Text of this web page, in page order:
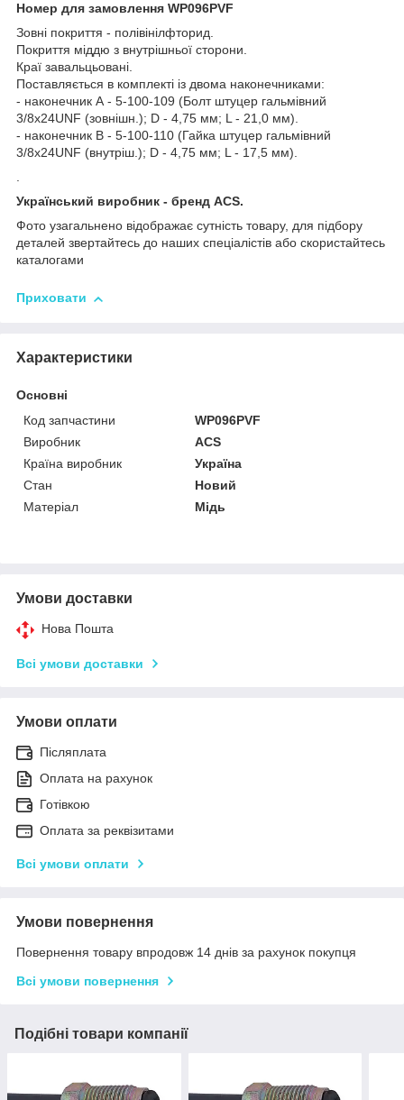
Номер для замовлення WP096PVF
Зовні покриття - полівінілфторид.
Покриття міддю з внутрішньої сторони.
Краї завальцьовані.
Поставляється в комплекті із двома наконечниками:
- наконечник А - 5-100-109 (Болт штуцер гальмівний
3/8х24UNF (зовнішн.); D - 4,75 мм; L - 21,0 мм).
- наконечник В - 5-100-110 (Гайка штуцер гальмівний
3/8х24UNF (внутріш.); D - 4,75 мм; L - 17,5 мм).
.
Український виробник - бренд ACS.
Фото узагальнено відображає сутність товару, для підбору
деталей звертайтесь до наших спеціалістів або скористайтесь
каталогами
Приховати
Характеристики
Основні
Код запчастини
WP096PVF
Виробник
ACS
Країна виробник
Україна
Стан
Новий
Матеріал
Мідь
Умови доставки
Нова Пошта
Всі умови доставки
Умови оплати
Післяплата
Оплата на рахунок
Готівкою
Оплата за реквізитами
Всі умови оплати
Умови повернення
Повернення товару впродовж 14 днів за рахунок покупця
Всі умови повернення
Подібні товари компанії